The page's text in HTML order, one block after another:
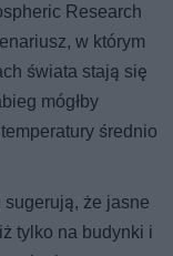
Research
w którym
świata stają się
mógłby
średnio
że jasne
tylko na budynki i